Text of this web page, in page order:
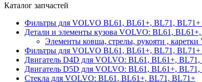
Каталог запчастей
Фильтры для VOLVO BL61, BL61+, BL71, BL71+
Детали и элементы кузова VOLVO: BL61,
Элементы ковша, стрелы, рукояти ,
Фильтры для VOLVO BL61, BL61+, BL71, BL71+
Двигатель D4D для VOLVO: BL61, BL61+,
Двигатель D5D для VOLVO: BL61, BL61+,
Стекла для VOLVO: BL61, BL61+, BL71, BL71+